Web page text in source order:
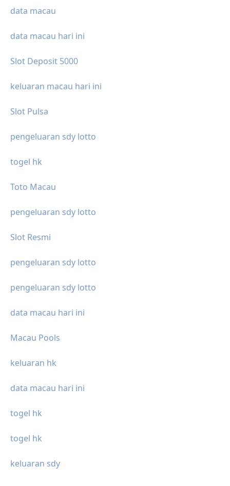
data macau
data macau hari ini
Slot Deposit 5000
keluaran macau hari ini
Slot Pulsa
pengeluaran sdy lotto
togel hk
Toto Macau
pengeluaran sdy lotto
Slot Resmi
pengeluaran sdy lotto
pengeluaran sdy lotto
data macau hari ini
Macau Pools
keluaran hk
data macau hari ini
togel hk
togel hk
keluaran sdy